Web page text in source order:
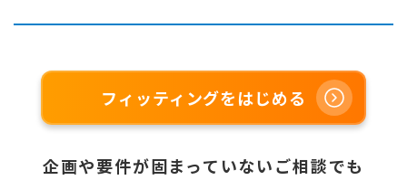
フィッティングをはじめる
企画や要件が固まっていないご相談でも